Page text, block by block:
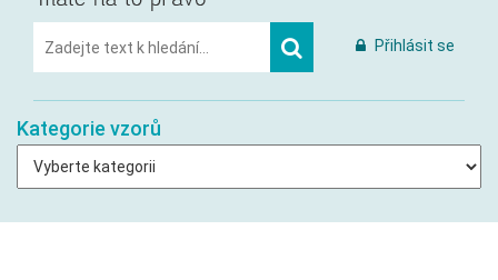
Přihlásit se
Kategorie vzorů